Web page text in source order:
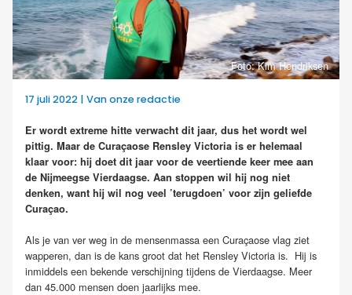
Foto: Kim Hendriksen
17 juli 2022 | Van onze redactie
Er wordt extreme hitte verwacht dit jaar, dus het wordt wel
pittig. Maar de Curaçaose Rensley Victoria is er helemaal
klaar voor: hij doet dit jaar voor de veertiende keer mee aan
de Nijmeegse Vierdaagse. Aan stoppen wil hij nog niet
denken, want hij wil nog veel ’terugdoen’ voor zijn geliefde
Curaçao.
Als je van ver weg in de mensenmassa een Curaçaose vlag ziet
wapperen, dan is de kans groot dat het Rensley Victoria is. Hij is
inmiddels een bekende verschijning tijdens de Vierdaagse. Meer
dan 45.000 mensen doen jaarlijks mee.